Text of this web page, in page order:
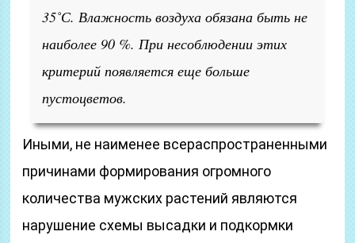
35˚С. Влажность воздуха обязана быть не
наиболее 90 %. При несоблюдении этих
критерий появляется еще больше
пустоцветов.
Иными, не наименее всераспространенными
причинами формирования огромного
количества мужских растений являются
нарушение схемы высадки и подкормки